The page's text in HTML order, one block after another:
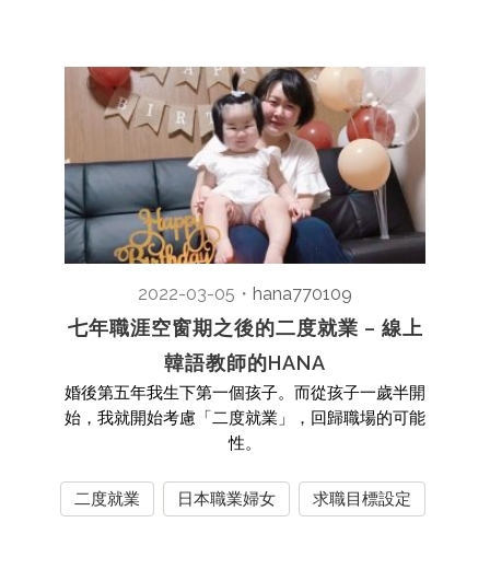
2022-03-05 ・ hana770109
七年職涯空窗期之後的二度就業 – 線上
韓語教師的HANA
婚後第五年我生下第一個孩子。而從孩子一歲半開
始，我就開始考慮「二度就業」，回歸職場的可能
性。
二度就業 日本職業婦女 求職目標設定